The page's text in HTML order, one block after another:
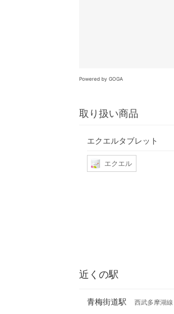
Powered by GOGA
取り扱い商品
エクエルタブレット
エクエル
近くの駅
青梅街道駅 西武多摩湖線